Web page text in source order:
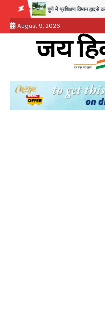
content
में प्रशिक्षण विमान हादसे का शिकार, कोई हताहत नहीं
August 9, 2026